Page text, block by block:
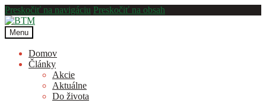
Preskočiť na navigáciu Preskočiť na obsah
Menu
Domov
Články
Akcie
Aktuálne
Do života